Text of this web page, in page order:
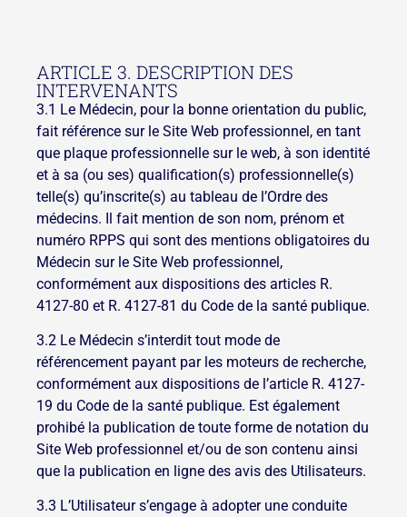
ARTICLE 3. DESCRIPTION DES
INTERVENANTS
3.1 Le Médecin, pour la bonne orientation du public,
fait référence sur le Site Web professionnel, en tant
que plaque professionnelle sur le web, à son identité
et à sa (ou ses) qualification(s) professionnelle(s)
telle(s) qu’inscrite(s) au tableau de l’Ordre des
médecins. Il fait mention de son nom, prénom et
numéro RPPS qui sont des mentions obligatoires du
Médecin sur le Site Web professionnel,
conformément aux dispositions des articles R.
4127-80 et R. 4127-81 du Code de la santé publique.
3.2 Le Médecin s’interdit tout mode de
référencement payant par les moteurs de recherche,
conformément aux dispositions de l’article R. 4127-
19 du Code de la santé publique. Est également
prohibé la publication de toute forme de notation du
Site Web professionnel et/ou de son contenu ainsi
que la publication en ligne des avis des Utilisateurs.
3.3 L’Utilisateur s’engage à adopter une conduite